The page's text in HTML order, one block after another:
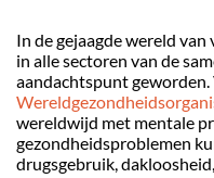
In de gejaagde wereld
in alle sectoren van de
aandachtspunt geworden.
wereldwijd met mentale
gezondheidsproblemen
drugsgebruik,